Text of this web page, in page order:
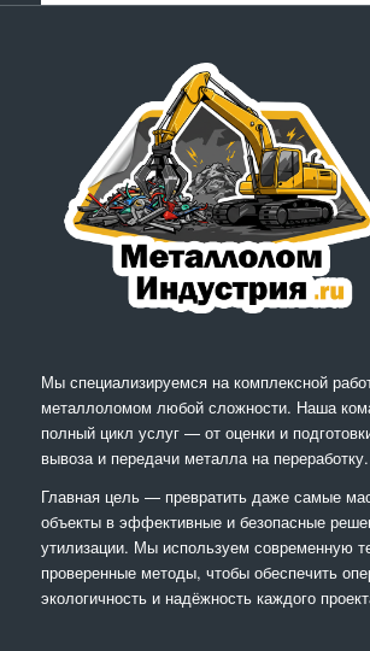
Мы специализируемся на комплексной
металлоломом любой сложности. Наша
полный цикл услуг — от оценки и
вывоза и передачи металла на переработку.
Главная цель — превратить даже самые
объекты в эффективные и безопасные
утилизации. Мы используем современную
проверенные методы, чтобы обеспечить
экологичность и надёжность каждого